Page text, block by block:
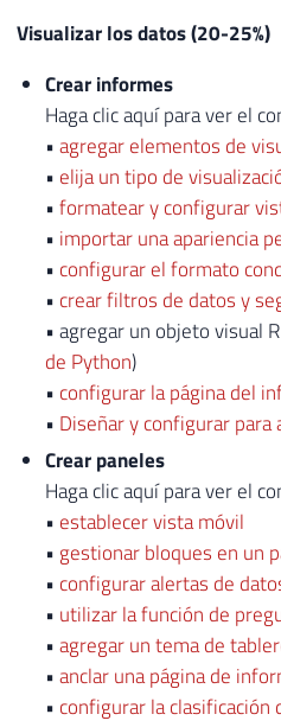
Visualizar los datos (20-25%)
Crear informes
Haga clic aquí para ver el
•agregar elementos de
• elija un tipo de
•formatear y configurar
• importar una apariencia
• configurar el formato
• crear filtros de datos y
• agregar un objeto visual
de Python)
• configurar la página del
• Diseñar y configurar para
Crear paneles
Haga clic aquí para ver el
• establecer vista móvil
• gestionar bloques en un
• configurar alertas de
• utilizar la función de
•agregar un tema de
•anclar una página de
• configurar la clasificación